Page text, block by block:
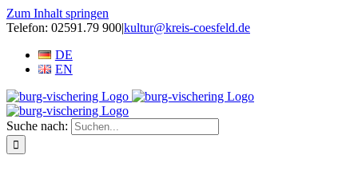
Zum Inhalt springen
Telefon: 02591.79 900|kultur@kreis-coesfeld.de
DE
EN
Suche nach: